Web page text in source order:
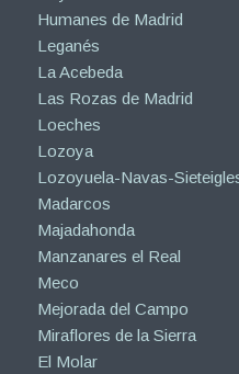
Humanes de Madrid
Leganés
La Acebeda
Las Rozas de Madrid
Loeches
Lozoya
Lozoyuela-Navas-
Madarcos
Majadahonda
Manzanares el Real
Meco
Mejorada del Campo
Miraflores de la Sierra
El Molar